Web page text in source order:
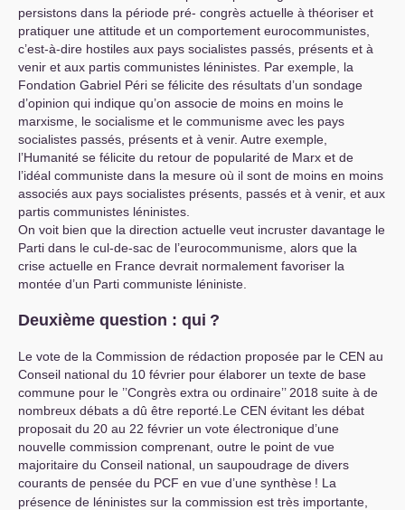
persistons dans la période pré- congrès actuelle à théoriser et
pratiquer une attitude et un comportement eurocommunistes,
c’est-à-dire hostiles aux pays socialistes passés, présents et à
venir et aux partis communistes léninistes. Par exemple, la
Fondation Gabriel Péri se félicite des résultats d’un sondage
d’opinion qui indique qu’on associe de moins en moins le
marxisme, le socialisme et le communisme avec les pays
socialistes passés, présents et à venir. Autre exemple,
l’Humanité se félicite du retour de popularité de Marx et de
l’idéal communiste dans la mesure où il sont de moins en moins
associés aux pays socialistes présents, passés et à venir, et aux
partis communistes léninistes.
On voit bien que la direction actuelle veut incruster davantage le
Parti dans le cul-de-sac de l’eurocommunisme, alors que la
crise actuelle en France devrait normalement favoriser la
montée d’un Parti communiste léniniste.
Deuxième question : qui ?
Le vote de la Commission de rédaction proposée par le CEN au
Conseil national du 10 février pour élaborer un texte de base
commune pour le ’’Congrès extra ou ordinaire’’ 2018 suite à de
nombreux débats a dû être reporté.Le CEN évitant les débat
proposait du 20 au 22 février un vote électronique d’une
nouvelle commission comprenant, outre le point de vue
majoritaire du Conseil national, un saupoudrage de divers
courants de pensée du PCF en vue d’une synthèse ! La
présence de léninistes sur la commission est très importante,